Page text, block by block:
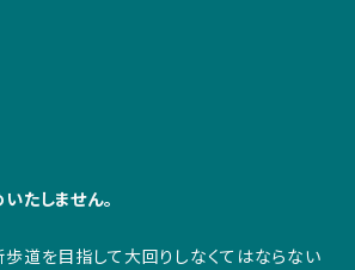
たしません。
道を目指して大回りしなくてはならない